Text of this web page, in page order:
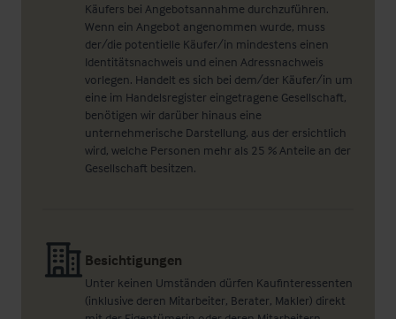
Käufers bei Angebotsannahme durchzuführen.
Wenn ein Angebot angenommen wurde, muss
der/die potentielle Käufer/in mindestens einen
Identitätsnachweis und einen Adressnachweis
vorlegen. Handelt es sich bei dem/der Käufer/in um
eine im Handelsregister eingetragene Gesellschaft,
benötigen wir darüber hinaus eine
unternehmerische Darstellung, aus der ersichtlich
wird, welche Personen mehr als 25 % Anteile an der
Gesellschaft besitzen.
Besichtigungen
Unter keinen Umständen dürfen Kaufinteressenten
(inklusive deren Mitarbeiter, Berater, Makler) direkt